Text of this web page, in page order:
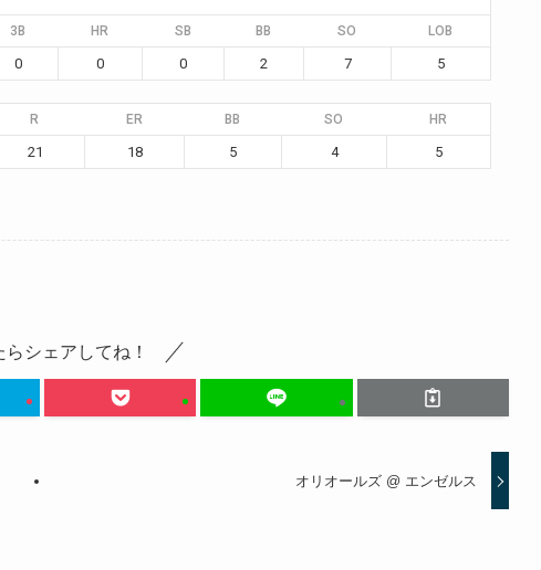
3B HR SB BB SO LOB
0 0 0 2 7 5
R ER BB SO HR
21 18 5 4 5
らシェアしてね！
オリオールズ @ エンゼルス